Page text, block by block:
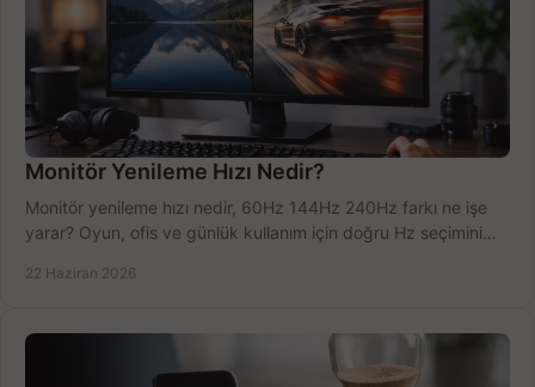
Monitör Yenileme Hızı Nedir?
Monitör yenileme hızı nedir, 60Hz 144Hz 240Hz farkı ne işe
yarar? Oyun, ofis ve günlük kullanım için doğru Hz seçimini
22 Haziran 2026